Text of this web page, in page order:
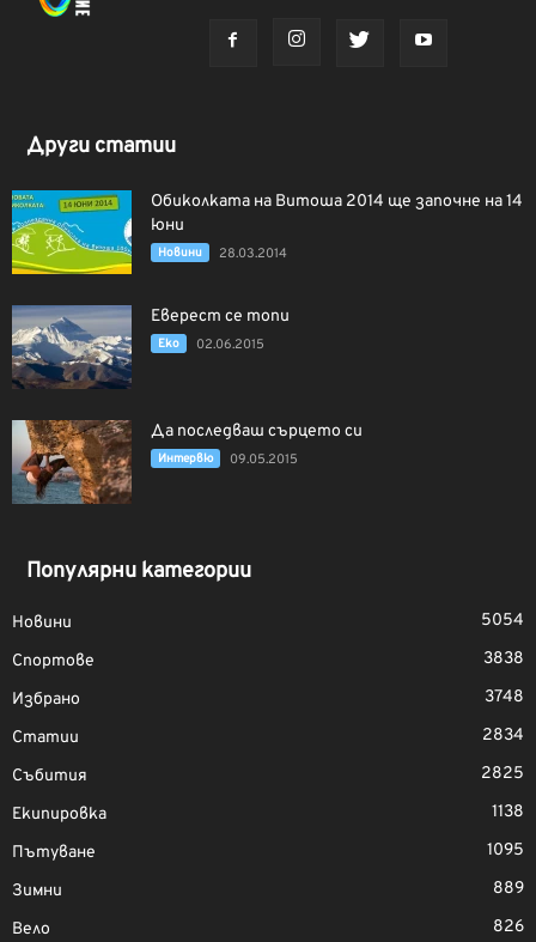
Други статии
Обиколката на Витоша 2014 ще започне на 14
юни
Новини 28.03.2014
Еверест се топи
Еко 02.06.2015
Да последваш сърцето си
Интервю 09.05.2015
Популярни категории
Новини
5054
Спортове
3838
Избрано
3748
Статии
2834
Събития
2825
Екипировка
1138
Пътуване
1095
Зимни
889
Вело
826